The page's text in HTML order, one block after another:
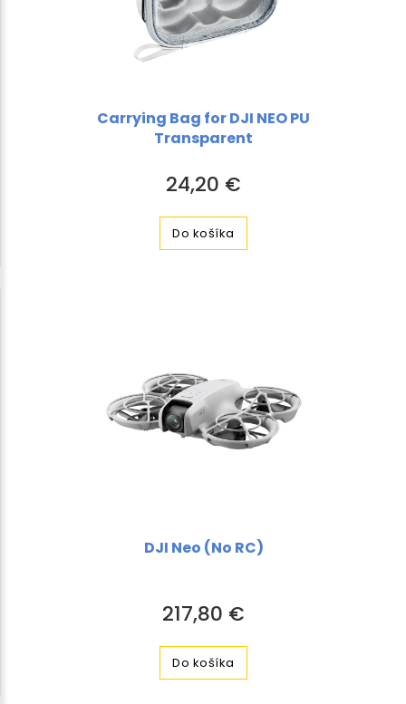
Carrying Bag for DJI NEO PU
Transparent
24,20 €
Do košíka
DJI Neo (No RC)
217,80 €
Do košíka